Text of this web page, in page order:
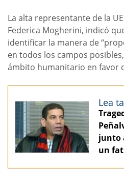
La alta representante de la
Federica Mogherini, indicó
identificar la manera de
en todos los campos
ámbito humanitario en favor
Lea
junto
un